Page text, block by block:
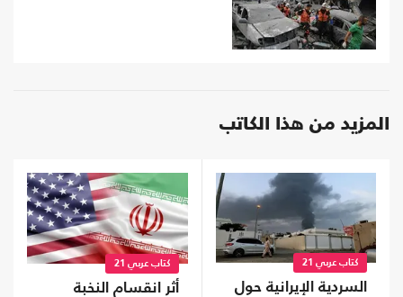
المزيد من هذا الكاتب
كتاب عربي 21
السردية الإيرانية حول
كتاب عربي 21
أثر انقسام النخبة